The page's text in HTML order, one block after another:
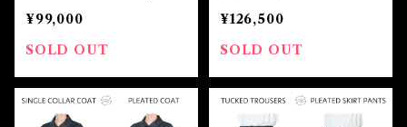
d MA-1
¥99,000
SOLD OUT
ag Hood Mods Coat
¥126,500
SOLD OUT